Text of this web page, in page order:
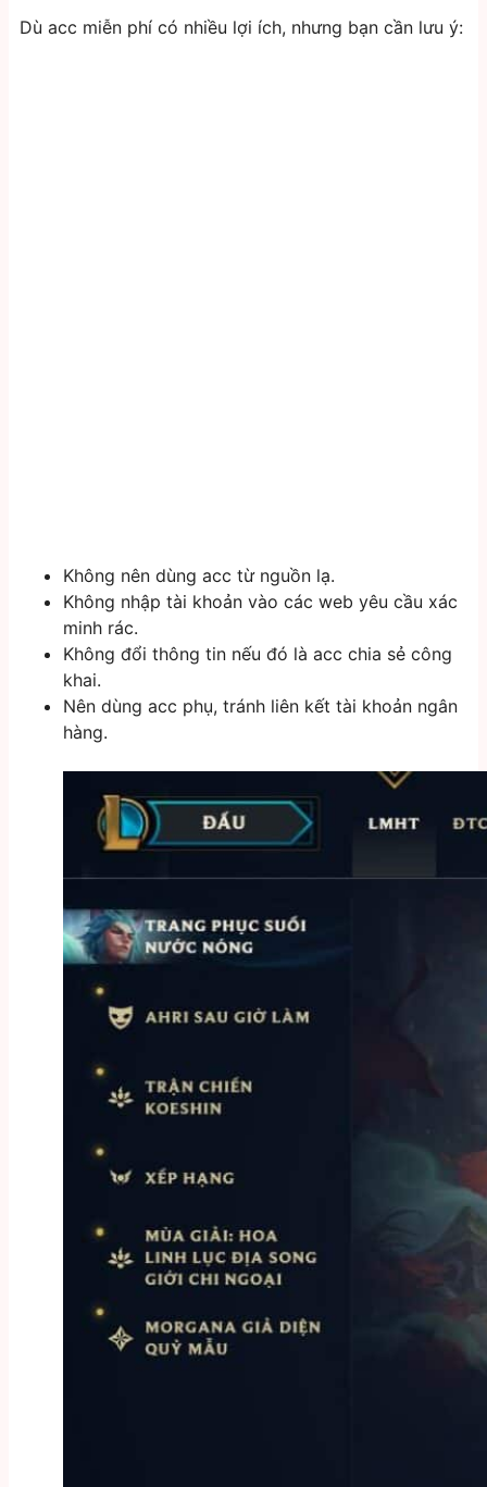
Dù acc miễn phí có nhiều lợi ích, nhưng bạn cần lưu ý:
Không nên dùng acc từ nguồn lạ.
Không nhập tài khoản vào các web yêu cầu xác
minh rác.
Không đổi thông tin nếu đó là acc chia sẻ công
khai.
Nên dùng acc phụ, tránh liên kết tài khoản ngân
hàng.